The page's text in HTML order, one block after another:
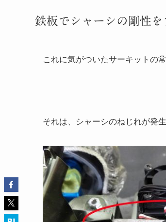
鉄板でシャーシの剛性を
これに気がついたサーキットの
それは、シャーシのねじれが発